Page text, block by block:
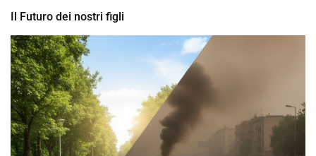
Il Futuro dei nostri figli